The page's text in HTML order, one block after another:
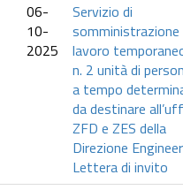
06-
10-
2025
Servizio di
somministrazione
lavoro
n. 2 unità di
a tempo
da destinare
ZFD e ZES della
Direzione
Lettera di invito